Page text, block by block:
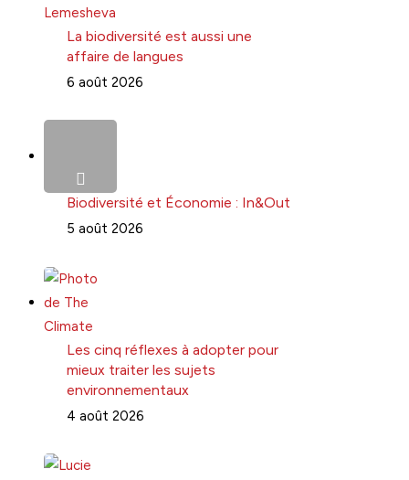
La biodiversité est aussi une
affaire de langues
6 août 2026
Biodiversité et Économie : In&Out
5 août 2026
Les cinq réflexes à adopter pour
mieux traiter les sujets
environnementaux
4 août 2026